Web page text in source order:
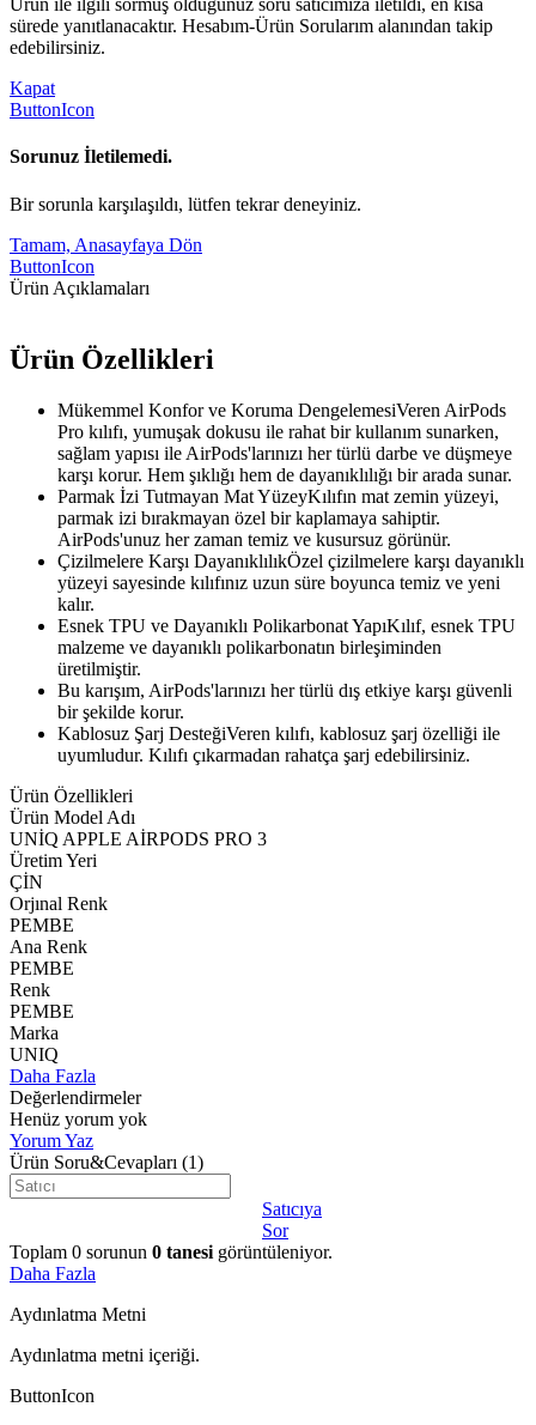
Ürün ile ilgili sormuş olduğunuz soru satıcımıza iletildi, en kısa
sürede yanıtlanacaktır. Hesabım-Ürün Sorularım alanından takip
edebilirsiniz.
Kapat
ButtonIcon
Sorunuz İletilemedi.
Bir sorunla karşılaşıldı, lütfen tekrar deneyiniz.
Tamam, Anasayfaya Dön
ButtonIcon
Ürün Açıklamaları
Ürün Özellikleri
Mükemmel Konfor ve Koruma DengelemesiVeren AirPods
Pro kılıfı, yumuşak dokusu ile rahat bir kullanım sunarken,
sağlam yapısı ile AirPods'larınızı her türlü darbe ve düşmeye
karşı korur. Hem şıklığı hem de dayanıklılığı bir arada sunar.
Parmak İzi Tutmayan Mat YüzeyKılıfın mat zemin yüzeyi,
parmak izi bırakmayan özel bir kaplamaya sahiptir.
AirPods'unuz her zaman temiz ve kusursuz görünür.
Çizilmelere Karşı DayanıklılıkÖzel çizilmelere karşı dayanıklı
yüzeyi sayesinde kılıfınız uzun süre boyunca temiz ve yeni
kalır.
Esnek TPU ve Dayanıklı Polikarbonat YapıKılıf, esnek TPU
malzeme ve dayanıklı polikarbonatın birleşiminden
üretilmiştir.
Bu karışım, AirPods'larınızı her türlü dış etkiye karşı güvenli
bir şekilde korur.
Kablosuz Şarj DesteğiVeren kılıfı, kablosuz şarj özelliği ile
uyumludur. Kılıfı çıkarmadan rahatça şarj edebilirsiniz.
Ürün Özellikleri
Ürün Model Adı
UNİQ APPLE AİRPODS PRO 3
Üretim Yeri
ÇİN
Orjınal Renk
PEMBE
Ana Renk
PEMBE
Renk
PEMBE
Marka
UNIQ
Daha Fazla
Değerlendirmeler
Henüz yorum yok
Yorum Yaz
Ürün Soru&Cevapları (1)
Satıcıya
Sor
Toplam 0 sorunun 0 tanesi görüntüleniyor.
Daha Fazla
Aydınlatma Metni
Aydınlatma metni içeriği.
ButtonIcon